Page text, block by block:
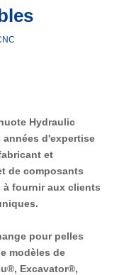
Hydraulic
d'expertise
et
de composants
à fournir aux clients
pour pelles
modèles de
Excavator®,